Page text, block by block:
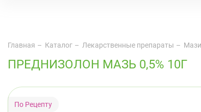
Главная Каталог Лекарственные препараты
ПРЕДНИЗОЛОН МАЗЬ 0,5% 10Г